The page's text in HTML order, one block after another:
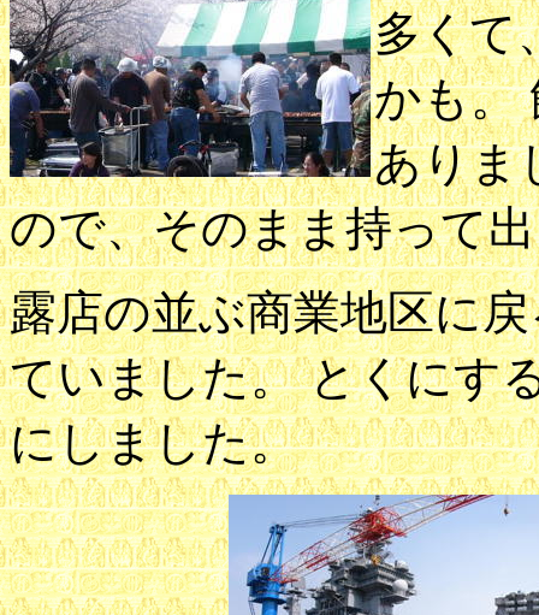
多くて
かも。
ありま
ので、そのまま持って
露店の並ぶ商業地区に
ていました。 とくにす
にしました。